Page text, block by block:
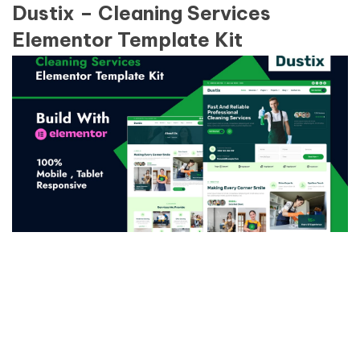
Dustix – Cleaning Services
Elementor Template Kit